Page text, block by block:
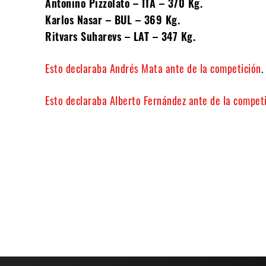
Antonino Pizzolato – ITA – 370 Kg.
Karlos Nasar – BUL – 369 Kg.
Ritvars Suharevs – LAT – 347 Kg.
Esto declaraba Andrés Mata ante de la competición.
Esto declaraba Alberto Fernández ante de la